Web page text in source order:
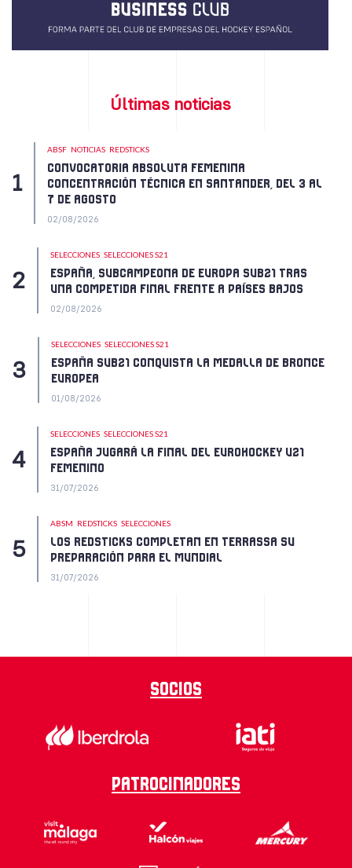
Últimas noticias
ABSF NOTICIAS REDSTICKS
CONVOCATORIA ABSOLUTA FEMENINA
CONCENTRACIÓN TÉCNICA EN SANTANDER, DEL 3 AL
7 DE AGOSTO
02/08/2026
SELECCIONES SELECCIONES S21
ESPAÑA, SUBCAMPEONA DE EUROPA SUB21 TRAS
UNA COMPETIDA FINAL FRENTE A PAÍSES BAJOS
02/08/2026
SELECCIONES SELECCIONES S21
ESPAÑA SUB21 CONQUISTA LA MEDALLA DE BRONCE
EUROPEA
01/08/2026
SELECCIONES SELECCIONES S21
ESPAÑA JUGARÁ LA FINAL DEL EUROHOCKEY U21
FEMENINO
31/07/2026
ABSM REDSTICKS SELECCIONES
LOS REDSTICKS COMPLETAN EN TERRASSA SU
PREPARACIÓN PARA EL MUNDIAL
31/07/2026
Socios
Patrocinadores